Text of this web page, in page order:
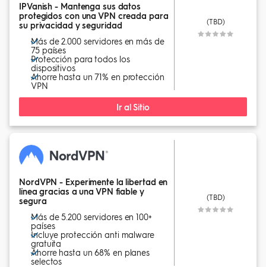
IPVanish - Mantenga sus datos
protegidos con una VPN creada para
su privacidad y seguridad
Más de 2.000 servidores en más de
75 países
Protección para todos los
dispositivos
Ahorre hasta un 71% en protección
VPN
(TBD)
Ir al Sitio
NordVPN - Experimente la libertad en
línea gracias a una VPN fiable y
segura
Más de 5.200 servidores en 100+
países
Incluye protección anti malware
gratuita
Ahorre hasta un 68% en planes
selectos
(TBD)